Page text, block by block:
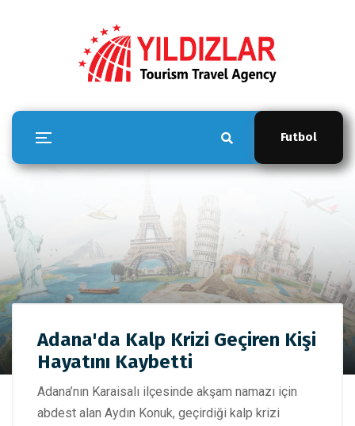
Futbol
Anasayfa
YILDIZLAR TOUR
Adana'da Kalp Krizi Geçiren Kişi Hayatını Kaybetti
Adana'da Kalp Krizi Geçiren Kişi
Hayatını Kaybetti
Adana’nın Karaisalı ilçesinde akşam namazı için
abdest alan Aydın Konuk, geçirdiği kalp krizi